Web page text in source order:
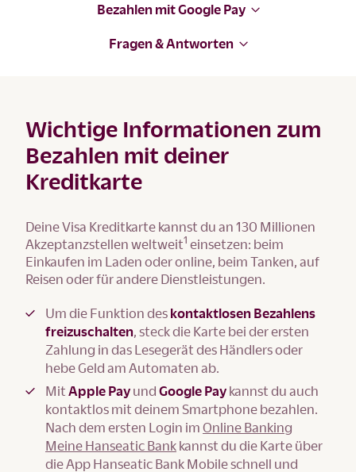
Bezahlen mit Google Pay
Fragen & Antworten
Wichtige Informationen zum
Bezahlen mit deiner
Kreditkarte
Deine Visa Kreditkarte kannst du an 130 Millionen
Akzeptanzstellen weltweit1 einsetzen: beim
Einkaufen im Laden oder online, beim Tanken, auf
Reisen oder für andere Dienstleistungen.
Um die Funktion des kontaktlosen Bezahlens
freizuschalten, steck die Karte bei der ersten
Zahlung in das Lesegerät des Händlers oder
hebe Geld am Automaten ab.
Mit Apple Pay und Google Pay kannst du auch
kontaktlos mit deinem Smartphone bezahlen.
Nach dem ersten Login im Online Banking
Meine Hanseatic Bank kannst du die Karte über
die App Hanseatic Bank Mobile schnell und